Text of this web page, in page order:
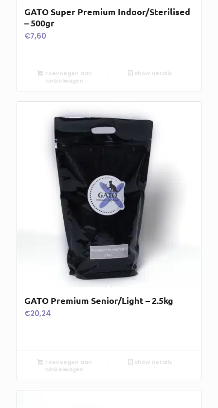
GATO Super Premium Indoor/Sterilised
– 500gr
€7,60
Toevoegen aan
winkelwagen
Show Details
GATO Premium Senior/Light – 2.5kg
€20,24
Toevoegen aan
winkelwagen
Show Details